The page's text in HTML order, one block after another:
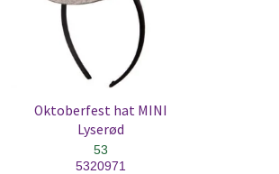
Oktoberfest hat MINI
Lyserød
53
5320971